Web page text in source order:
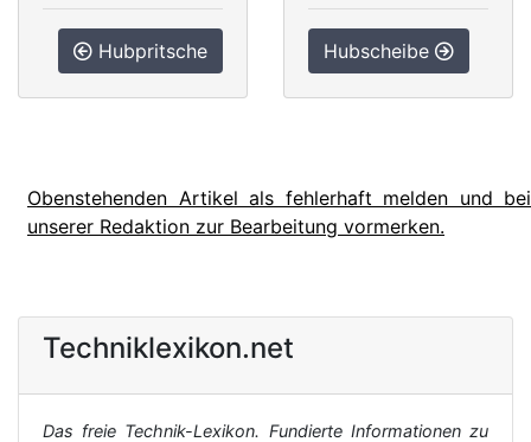
Hubpritsche Hubscheibe
Obenstehenden Artikel als fehlerhaft melden und bei
unserer Redaktion zur Bearbeitung vormerken.
Techniklexikon.net
Das freie Technik-Lexikon. Fundierte Informationen zu